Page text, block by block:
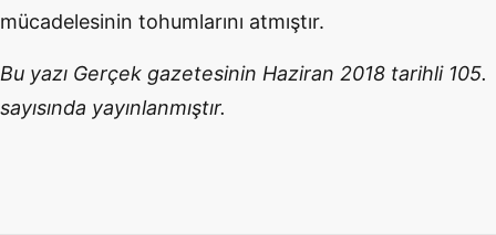
mücadelesinin tohumlarını atmıştır.
Bu yazı Gerçek gazetesinin Haziran 2018 tarihli 105.
sayısında yayınlanmıştır.